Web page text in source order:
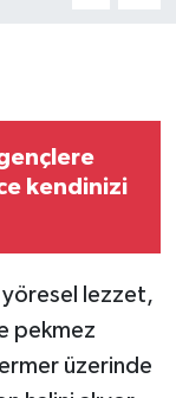
kendinizi
yöresel lezzet,
pekmez
üzerinde